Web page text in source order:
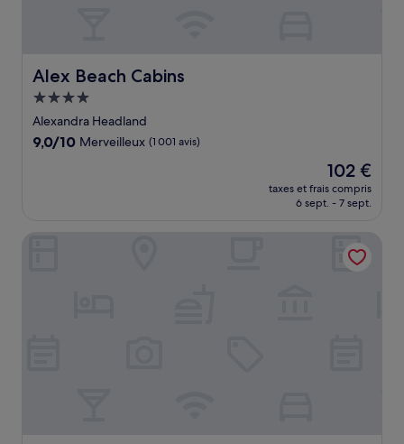
Alex Beach Cabins
Alex Beach Cabins
Hébergement
4.0 étoiles
Alexandra Headland
9.0
9,0/10 Merveilleux (1 001 avis)
Le
nouveau
prix
de
102 €
102 €
taxes et frais compris
6 sept. - 7 sept.